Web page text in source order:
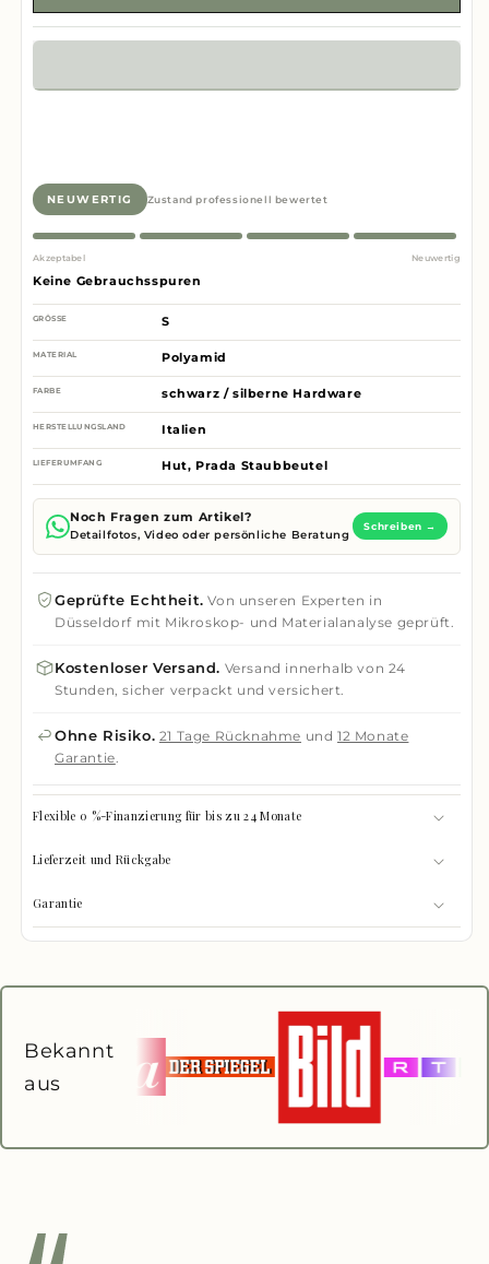
NEUWERTIG Zustand professionell bewertet
Akzeptabel Neuwertig
Keine Gebrauchsspuren
GRÖSSE S
MATERIAL Polyamid
FARBE schwarz / silberne Hardware
HERSTELLUNGSLAND Italien
LIEFERUMFANG Hut, Prada Staubbeutel
Noch Fragen zum Artikel?
Detailfotos, Video oder persönliche Beratung
Schreiben →
Geprüfte Echtheit. Von unseren Experten in
Düsseldorf mit Mikroskop- und Materialanalyse geprüft.
Kostenloser Versand. Versand innerhalb von 24
Stunden, sicher verpackt und versichert.
Ohne Risiko. 21 Tage Rücknahme und12 Monate
Garantie
Flexible 0 %-Finanzierung für bis zu 24 Monate
Lieferzeit und Rückgabe
Garantie
Bekannt
aus